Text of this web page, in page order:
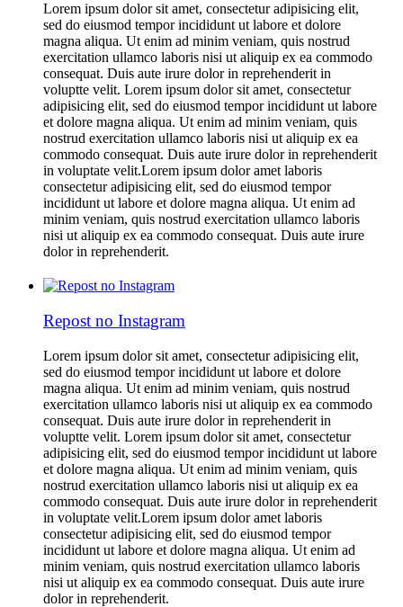
Lorem ipsum dolor sit amet, consectetur adipisicing elit,
sed do eiusmod tempor incididunt ut labore et dolore
magna aliqua. Ut enim ad minim veniam, quis nostrud
exercitation ullamco laboris nisi ut aliquip ex ea commodo
consequat. Duis aute irure dolor in reprehenderit in
voluptte velit. Lorem ipsum dolor sit amet, consectetur
adipisicing elit, sed do eiusmod tempor incididunt ut labore
et dolore magna aliqua. Ut enim ad minim veniam, quis
nostrud exercitation ullamco laboris nisi ut aliquip ex ea
commodo consequat. Duis aute irure dolor in reprehenderit
in voluptate velit.Lorem ipsum dolor amet laboris
consectetur adipisicing elit, sed do eiusmod tempor
incididunt ut labore et dolore magna aliqua. Ut enim ad
minim veniam, quis nostrud exercitation ullamco laboris
nisi ut aliquip ex ea commodo consequat. Duis aute irure
dolor in reprehenderit.
Repost no Instagram
Lorem ipsum dolor sit amet, consectetur adipisicing elit,
sed do eiusmod tempor incididunt ut labore et dolore
magna aliqua. Ut enim ad minim veniam, quis nostrud
exercitation ullamco laboris nisi ut aliquip ex ea commodo
consequat. Duis aute irure dolor in reprehenderit in
voluptte velit. Lorem ipsum dolor sit amet, consectetur
adipisicing elit, sed do eiusmod tempor incididunt ut labore
et dolore magna aliqua. Ut enim ad minim veniam, quis
nostrud exercitation ullamco laboris nisi ut aliquip ex ea
commodo consequat. Duis aute irure dolor in reprehenderit
in voluptate velit.Lorem ipsum dolor amet laboris
consectetur adipisicing elit, sed do eiusmod tempor
incididunt ut labore et dolore magna aliqua. Ut enim ad
minim veniam, quis nostrud exercitation ullamco laboris
nisi ut aliquip ex ea commodo consequat. Duis aute irure
dolor in reprehenderit.